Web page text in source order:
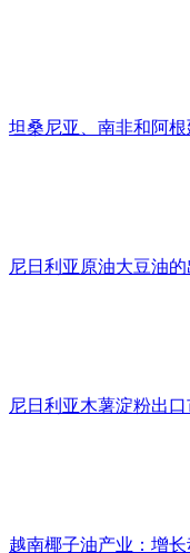
坦桑尼亚、南非和阿
尼日利亚原油大豆油
尼日利亚木薯淀粉出
越南椰子油产业：增